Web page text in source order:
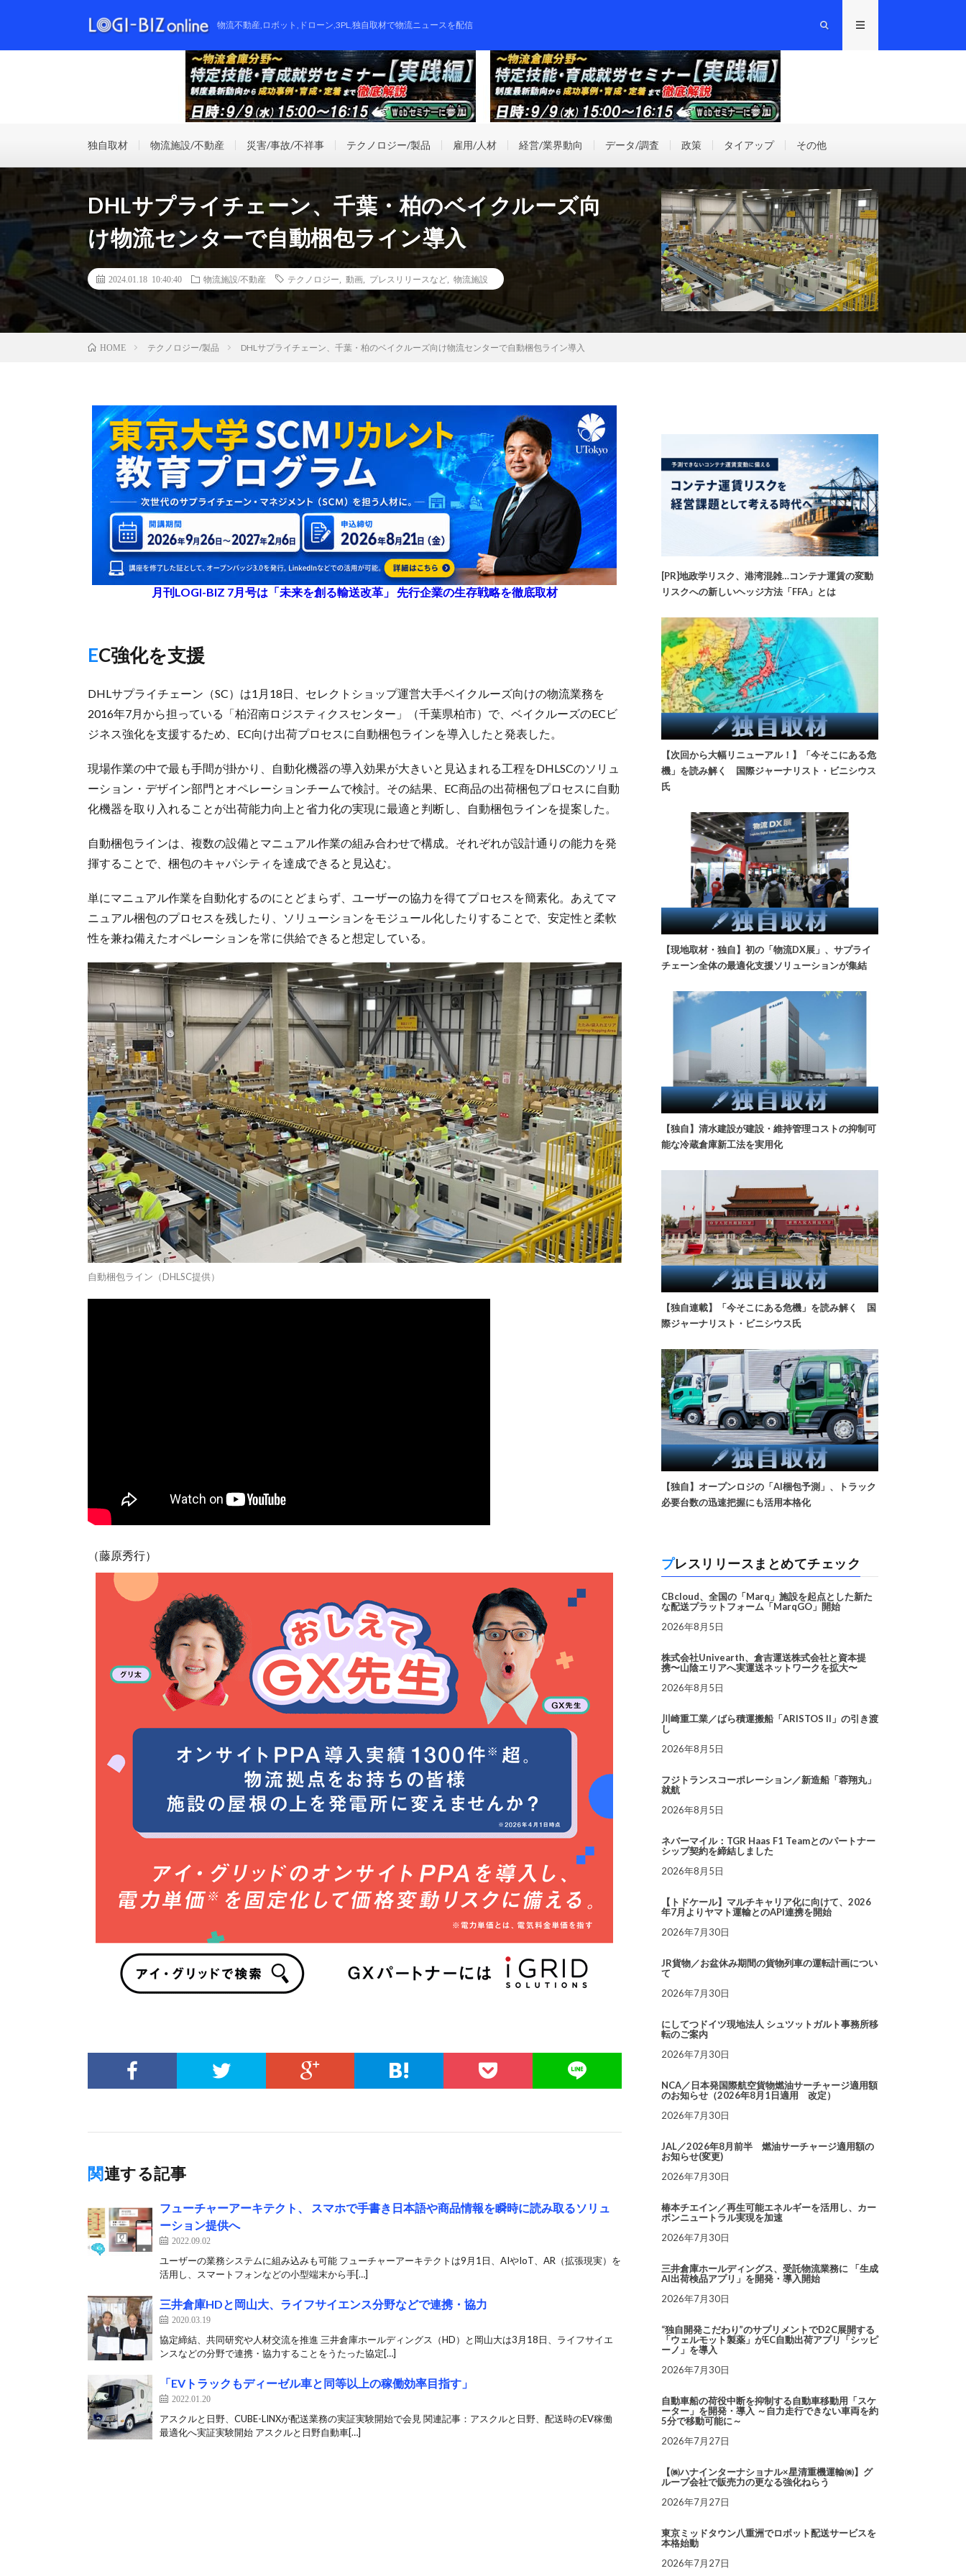
物流不動産,ロボット,ドローン,3PL,独自取材で物流ニュースを配信
独自取材 物流施設/不動産 災害/事故/不祥事 テクノロジー/製品 雇用/人材 経営/業界動向 データ/調査 政策 タイアップ その他
DHLサプライチェーン、千葉・柏のベイクルーズ向
け物流センターで自動梱包ライン導入
2024.01.18 10:40:40 物流施設/不動産 テクノロジー 動画 プレスリリースなど 物流施設
HOME テクノロジー/製品 DHLサプライチェーン、千葉・柏のベイクルーズ向け物流センターで自動梱包ライン導入
月刊LOGI-BIZ 7月号は「未来を創る輸送改革」 先行企業の生存戦略を徹底取材
EC強化を支援
DHLサプライチェーン（SC）は1月18日、セレクトショップ運営大手ベイクルーズ向けの物流業務を
2016年7月から担っている「柏沼南ロジスティクスセンター」（千葉県柏市）で、ベイクルーズのECビ
ジネス強化を支援するため、EC向け出荷プロセスに自動梱包ラインを導入したと発表した。
現場作業の中で最も手間が掛かり、自動化機器の導入効果が大きいと見込まれる工程をDHLSCのソリュ
ーション・デザイン部門とオペレーションチームで検討。その結果、EC商品の出荷梱包プロセスに自動
化機器を取り入れることが出荷能力向上と省力化の実現に最適と判断し、自動梱包ラインを提案した。
自動梱包ラインは、複数の設備とマニュアル作業の組み合わせで構成。それぞれが設計通りの能力を発
揮することで、梱包のキャパシティを達成できると見込む。
単にマニュアル作業を自動化するのにとどまらず、ユーザーの協力を得てプロセスを簡素化。あえてマ
ニュアル梱包のプロセスを残したり、ソリューションをモジュール化したりすることで、安定性と柔軟
性を兼ね備えたオペレーションを常に供給できると想定している。
自動梱包ライン（DHLSC提供）
（藤原秀行）
関連する記事
フューチャーアーキテクト、 スマホで手書き日本語や商品情報を瞬時に読み取るソリュ
ーション提供へ
2022.09.02
ユーザーの業務システムに組み込みも可能 フューチャーアーキテクトは9月1日、AIやIoT、AR（拡張現実）を
活用し、スマートフォンなどの小型端末から手[…]
三井倉庫HDと岡山大、ライフサイエンス分野などで連携・協力
2020.03.19
協定締結、共同研究や人材交流を推進 三井倉庫ホールディングス（HD）と岡山大は3月18日、ライフサイエ
ンスなどの分野で連携・協力することをうたった協定[…]
「EVトラックもディーゼル車と同等以上の稼働効率目指す」
2022.01.20
アスクルと日野、CUBE-LINXが配送業務の実証実験開始で会見 関連記事：アスクルと日野、配送時のEV稼働
最適化へ実証実験開始 アスクルと日野自動車[…]
[PR]地政学リスク、港湾混雑…コンテナ運賃の変動
リスクへの新しいヘッジ方法「FFA」とは
【次回から大幅リニューアル！】「今そこにある危
機」を読み解く 国際ジャーナリスト・ビニシウス
氏
【現地取材・独自】初の「物流DX展」、サプライ
チェーン全体の最適化支援ソリューションが集結
【独自】清水建設が建設・維持管理コストの抑制可
能な冷蔵倉庫新工法を実用化
【独自連載】「今そこにある危機」を読み解く 国
際ジャーナリスト・ビニシウス氏
【独自】オープンロジの「AI梱包予測」、トラック
必要台数の迅速把握にも活用本格化
プレスリリースまとめてチェック
CBcloud、全国の「Marq」施設を起点とした新た
な配送プラットフォーム「MarqGO」開始
2026年8月5日
株式会社Univearth、倉吉運送株式会社と資本提
携〜山陰エリアへ実運送ネットワークを拡大〜
2026年8月5日
川崎重工業／ばら積運搬船「ARISTOS II」の引き渡
し
2026年8月5日
フジトランスコーポレーション／新造船「蓉翔丸」
就航
2026年8月5日
ネバーマイル：TGR Haas F1 Teamとのパートナー
シップ契約を締結しました
2026年8月5日
【トドケール】マルチキャリア化に向けて、2026
年7月よりヤマト運輸とのAPI連携を開始
2026年7月30日
JR貨物／お盆休み期間の貨物列車の運転計画につい
て
2026年7月30日
にしてつドイツ現地法人 シュツットガルト事務所移
転のご案内
2026年7月30日
NCA／日本発国際航空貨物燃油サーチャージ適用額
のお知らせ（2026年8月1日適用 改定）
2026年7月30日
JAL／2026年8月前半 燃油サーチャージ適用額の
お知らせ(変更)
2026年7月30日
椿本チエイン／再生可能エネルギーを活用し、カー
ボンニュートラル実現を加速
2026年7月30日
三井倉庫ホールディングス、受託物流業務に 「生成
AI出荷検品アプリ」を開発・導入開始
2026年7月30日
“独自開発こだわり”のサプリメントでD2C展開する
「ウェルモット製薬」がEC自動出荷アプリ「シッピ
ーノ」を導入
2026年7月30日
自動車船の荷役中断を抑制する自動車移動用「スケ
ーター」を開発・導入 ～自力走行できない車両を約
5分で移動可能に～
2026年7月27日
【㈱ハナインターナショナル×星清重機運輸㈱】グ
ループ会社で販売力の更なる強化ねらう
2026年7月27日
東京ミッドタウン八重洲でロボット配送サービスを
本格始動
2026年7月27日